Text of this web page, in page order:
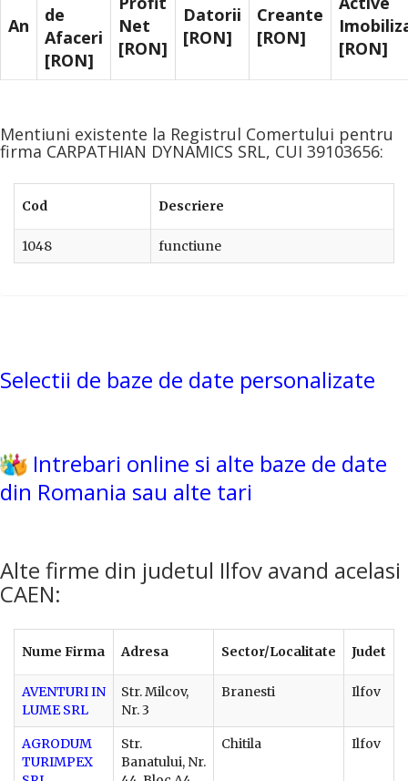
An
de
Afaceri
[RON]
Net
[RON]
Datorii
[RON]
Creante
[RON]
[RON]
Mentiuni existente la Registrul Comertului pentru
firma CARPATHIAN DYNAMICS SRL, CUI 39103656:
Cod Descriere
1048 functiune
Selectii de baze de date personalizate
Intrebari online si alte baze de date
din Romania sau alte tari
Alte firme din judetul Ilfov avand acelasi
CAEN:
Nume Firma Adresa Sector/Localitate Judet
AVENTURI IN
LUME SRL
Str. Milcov,
Nr. 3
Branesti Ilfov
AGRODUM
TURIMPEX
Str.
Banatului, Nr.
Chitila Ilfov